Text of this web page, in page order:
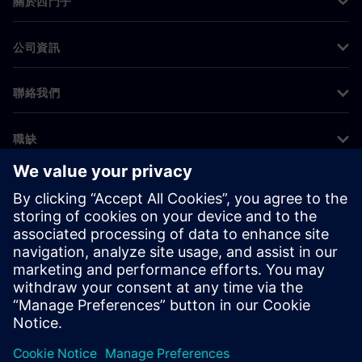
公司資訊
聯絡我們
職缺
©Siemens 2026
公司資訊
隱私權聲明
Cookie 通知